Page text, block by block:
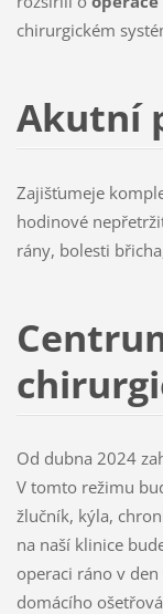
chirurgickém
Akutní
Zajišťumeje
hodinové
rány, bolesti
Od dubna 2024
V tomto režimu
žlučník, kýla,
na naší klinice
operaci ráno v
domácího